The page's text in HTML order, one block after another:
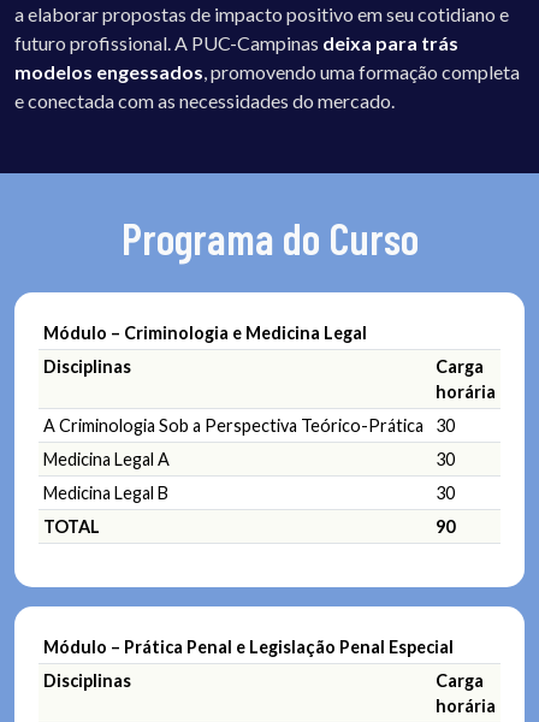
a elaborar propostas de impacto positivo em seu cotidiano e
futuro profissional. A PUC-Campinas deixa para trás
modelos engessados , promovendo uma formação completa
e conectada com as necessidades do mercado.
Programa do Curso
Módulo – Criminologia e Medicina Legal
Disciplinas
Carga
horária
A Criminologia Sob a Perspectiva Teórico-Prática
30
Medicina Legal A
30
Medicina Legal B
30
TOTAL
90
Módulo – Prática Penal e Legislação Penal Especial
Disciplinas
Carga
horária